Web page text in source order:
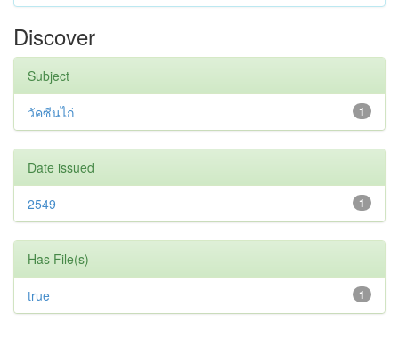
Discover
Subject
1
วัคซีนไก่
Date issued
1
2549
Has File(s)
1
true